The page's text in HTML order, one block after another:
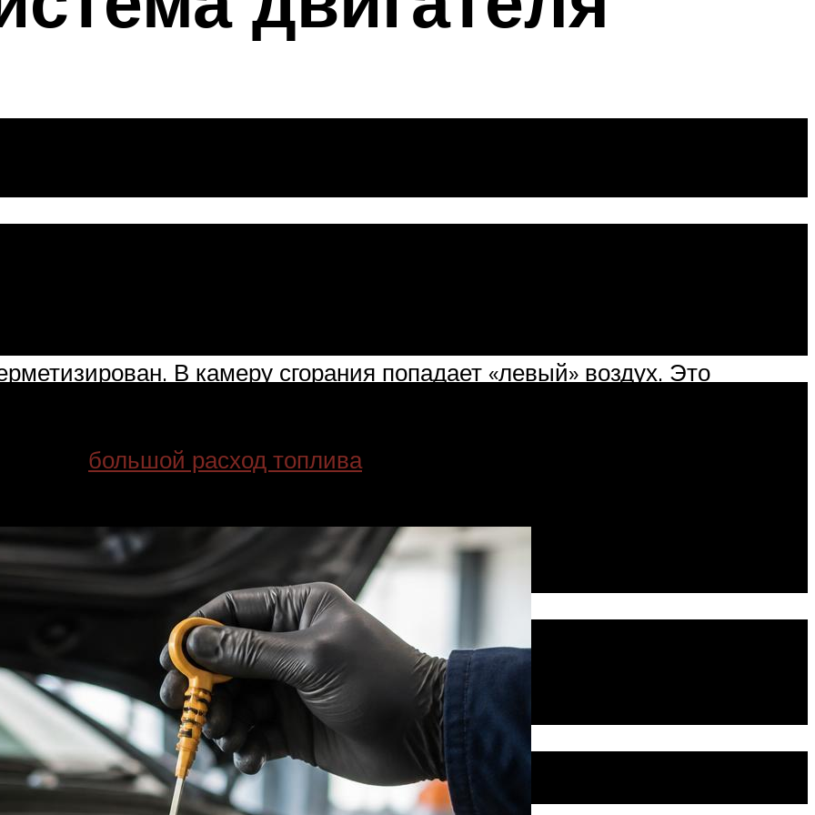
что во впускную систему попал «посторонний» воздух.
микротрещины прокладок впускного коллектора, дроссельной
В камеру сгорания попадает «левый» воздух. Это
неправильному ее образованию. Как результат – запуск двигателя с
развитие мощности, стук клапанов. Наблюдаются и другие
большой расход топлива. В завершение этой картины, еще и все
в камеру сгорания помимо фильтра.